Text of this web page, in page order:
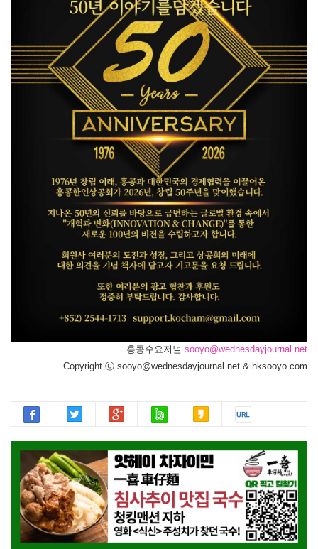
홍콩수요저널 sooyo@wednesdayjournal.net
Copyright ⓒ sooyo@wednesdayjournal.net & hksooyo.com